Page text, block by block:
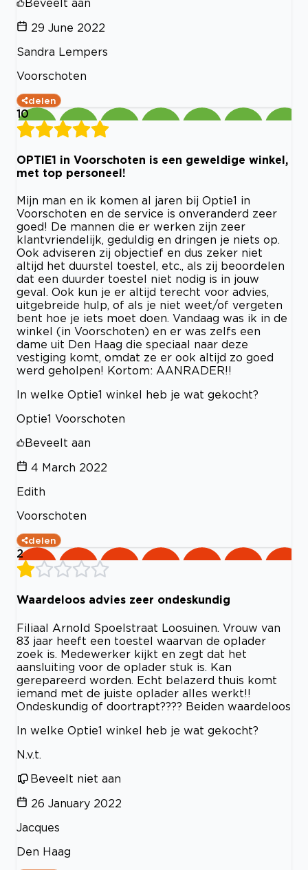
29 June 2022
Sandra Lempers
Voorschoten
delen
10
OPTIE1 in Voorschoten is een geweldige winkel,
met top personeel!
Mijn man en ik komen al jaren bij Optie1 in
Voorschoten en de service is onveranderd zeer
goed! De mannen die er werken zijn zeer
klantvriendelijk, geduldig en dringen je niets op.
Ook adviseren zij objectief en dus zeker niet
altijd het duurstel toestel, etc., als zij beoordelen
dat een duurder toestel niet nodig is in jouw
geval. Ook kun je er altijd terecht voor advies,
uitgebreide hulp, of als je niet weet/of vergeten
bent hoe je iets moet doen. Vandaag was ik in de
winkel (in Voorschoten) en er was zelfs een
dame uit Den Haag die speciaal naar deze
vestiging komt, omdat ze er ook altijd zo goed
werd geholpen! Kortom: AANRADER!!
In welke Optie1 winkel heb je wat gekocht?
Optie1 Voorschoten
Beveelt aan
4 March 2022
Edith
Voorschoten
delen
2
Waardeloos advies zeer ondeskundig
Filiaal Arnold Spoelstraat Loosuinen. Vrouw van
83 jaar heeft een toestel waarvan de oplader
zoek is. Medewerker kijkt en zegt dat het
aansluiting voor de oplader stuk is. Kan
gerepareerd worden. Echt belazerd thuis komt
iemand met de juiste oplader alles werkt!!
Ondeskundig of doortrapt???? Beiden waardeloos
In welke Optie1 winkel heb je wat gekocht?
N.v.t.
Beveelt niet aan
26 January 2022
Jacques
Den Haag